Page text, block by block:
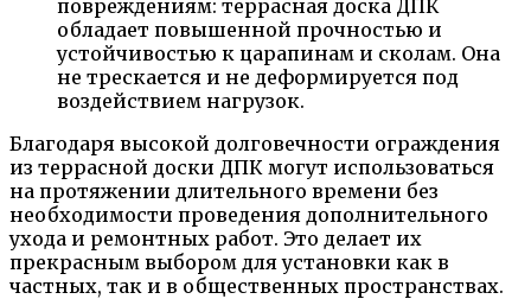
повреждениям: террасная доска ДПК
обладает повышенной прочностью и
устойчивостью к царапинам и сколам. Она
не трескается и не деформируется под
воздействием нагрузок.
Благодаря высокой долговечности ограждения
из террасной доски ДПК могут использоваться
на протяжении длительного времени без
необходимости проведения дополнительного
ухода и ремонтных работ. Это делает их
прекрасным выбором для установки как в
частных, так и в общественных пространствах.